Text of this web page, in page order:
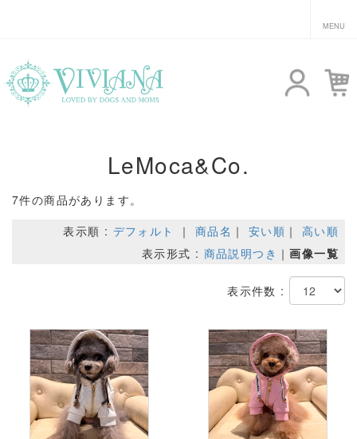
LeMoca&Co.
7件の商品があります。
表示順 : デフォルト ｜ 商品名 ｜ 安い順 ｜ 高い順
表示形式 : 商品説明つき ｜画像一覧
表示件数 :